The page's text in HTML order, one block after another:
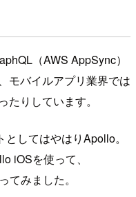
（AWS AppSync）
モバイルアプリ業界では
りしています。
してはやはりApollo。
iOSを使って、
てみました。